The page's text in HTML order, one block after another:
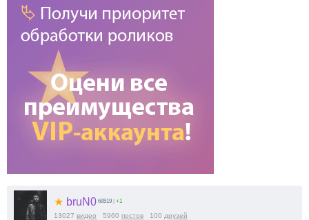
★ bruN0 68519 | +1
13027 видео 5960 постов 100 друзей